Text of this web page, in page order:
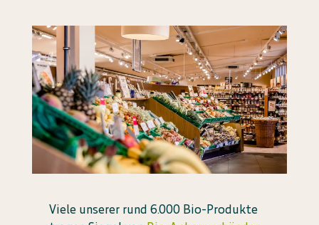
Viele unserer rund 6.000 Bio-Produkte